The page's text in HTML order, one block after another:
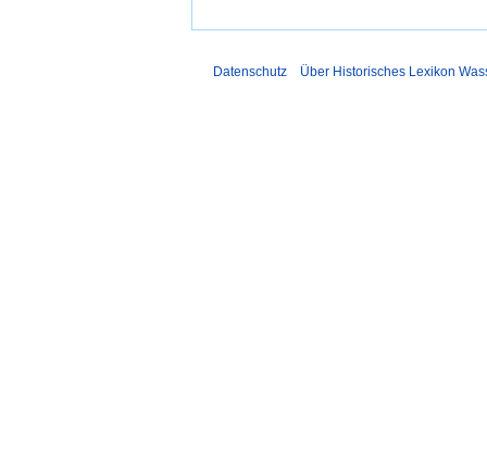
Datenschutz Über Historisches Lexikon